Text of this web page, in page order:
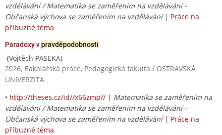
vzdělávání / Matematika se zaměřením na vzdělávání -
Občanská výchova se zaměřením na vzdělávání| Práce na
příbuzné téma
Paradoxy vpravděpodobnosti
(Vojtěch PASEKA)
2026, Bakalářská práce, Pedagogická fakulta / OSTRAVSKÁ
UNIVERZITA
• http://theses.cz/id//x66zmp// | Matematika se zaměřením na
vzdělávání / Matematika se zaměřením na vzdělávání -
Občanská výchova se zaměřením na vzdělávání| Práce na
příbuzné téma